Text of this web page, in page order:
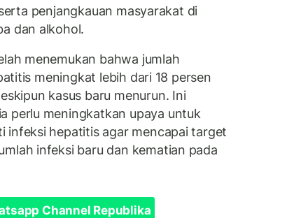
penjangkauan masyarakat di
dan alkohol.
menemukan bahwa jumlah
meningkat lebih dari 18 persen
kasus baru menurun. Ini
perlu meningkatkan upaya untuk
infeksi hepatitis agar mencapai target
infeksi baru dan kematian pada
Channel Republika